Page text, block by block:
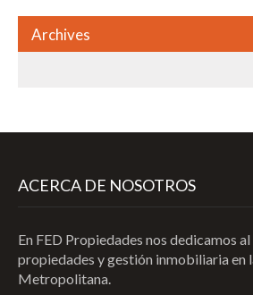
Archives
ACERCA DE NOSOTROS
En FED Propiedades nos dedicamos
propiedades y gestión inmobiliaria en
Metropolitana.